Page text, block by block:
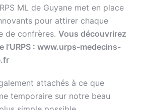
ML de Guyane met en place
pour attirer chaque
de confrères. Vous découvrirez
l’URPS : www.urps-medecins-
attachés à ce que
temporaire sur notre beau